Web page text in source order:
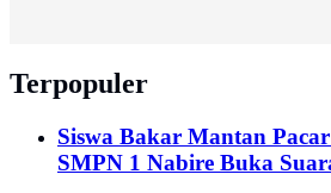
Terpopuler
Siswa Bakar Mantan
SMPN 1 Nabire Buka